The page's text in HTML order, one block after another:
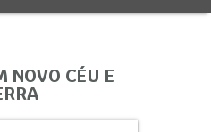
NOVO CÉU E